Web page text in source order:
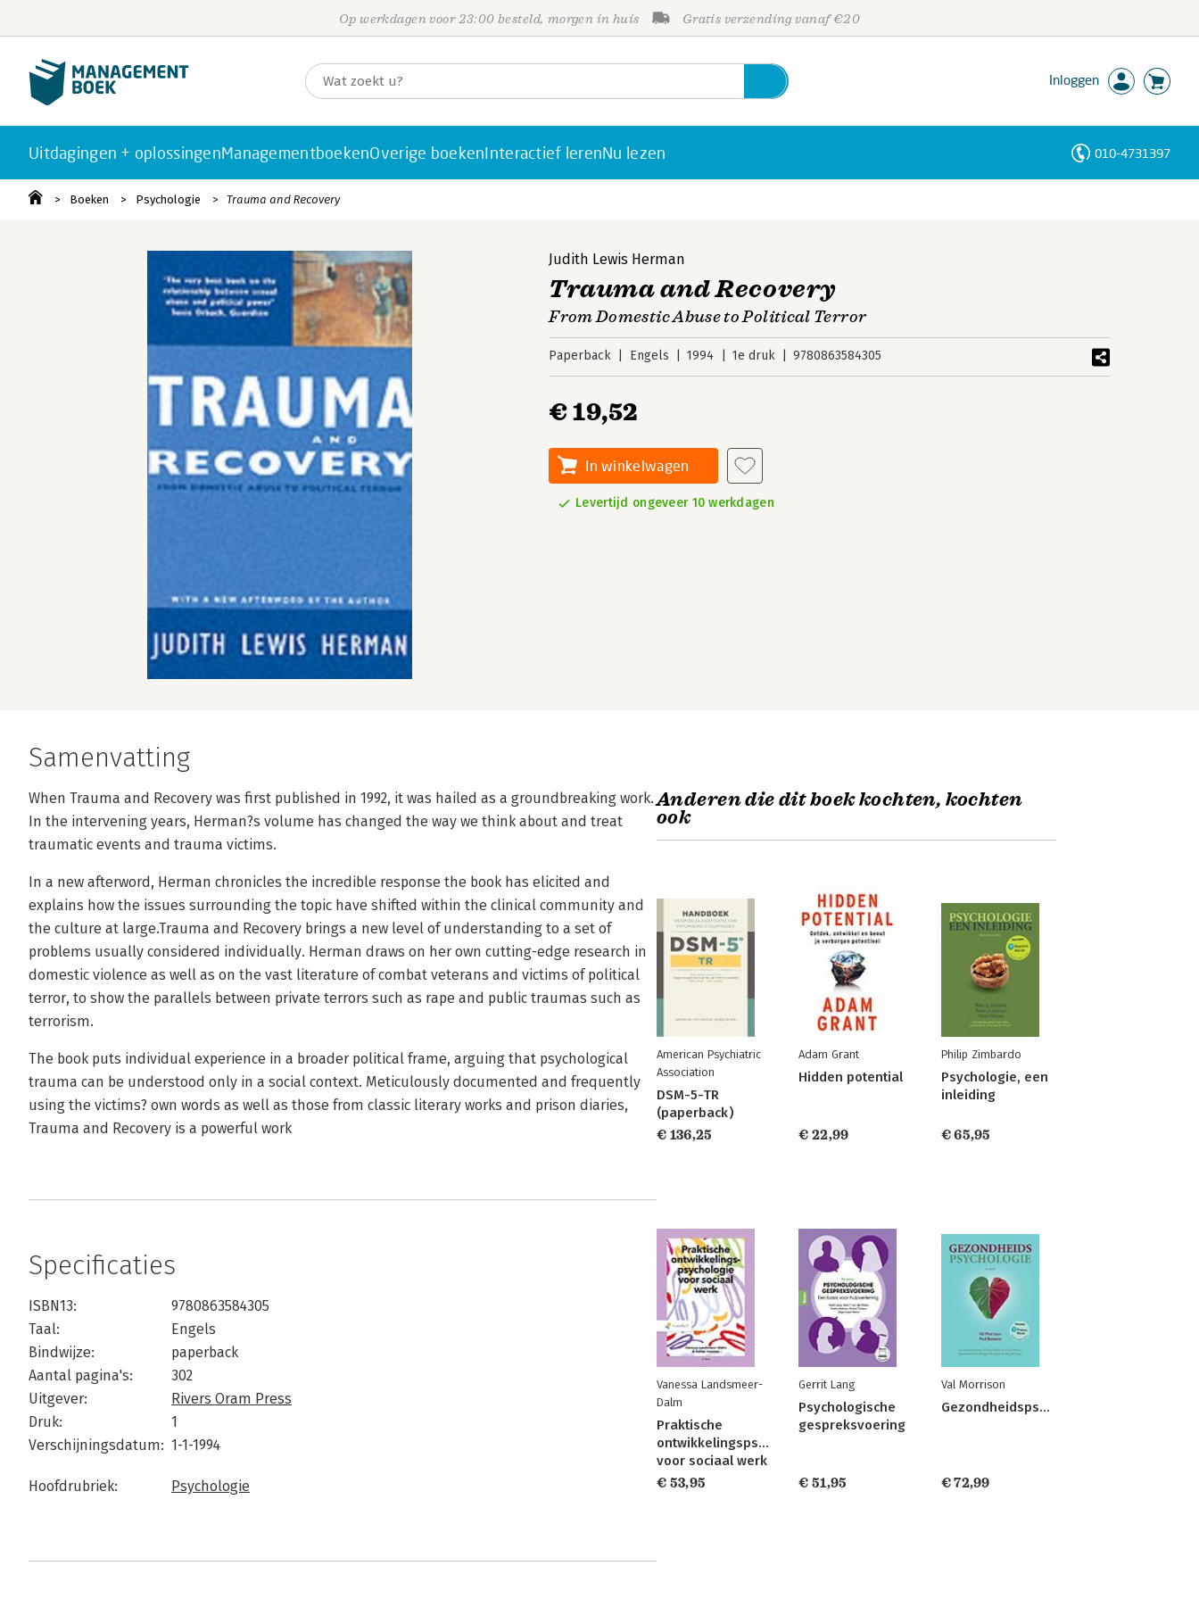
Op werkdagen voor 23:00 besteld, morgen in huis Gratis verzending vanaf €20
Inloggen
Uitdagingen + oplossingenManagementboekenOverige boekenInteractief lerenNu lezen 010-4731397
Boeken Psychologie Trauma and Recovery
Judith Lewis Herman
Trauma and Recovery
From Domestic Abuse to Political Terror
Paperback Engels 1994 1e druk 9780863584305
€ 19,52
In winkelwagen
Levertijd ongeveer 10 werkdagen
Samenvatting
When Trauma and Recovery was first published in 1992, it was hailed as a groundbreaking work.
In the intervening years, Herman?s volume has changed the way we think about and treat
traumatic events and trauma victims.
In a new afterword, Herman chronicles the incredible response the book has elicited and
explains how the issues surrounding the topic have shifted within the clinical community and
the culture at large.Trauma and Recovery brings a new level of understanding to a set of
problems usually considered individually. Herman draws on her own cutting-edge research in
domestic violence as well as on the vast literature of combat veterans and victims of political
terror, to show the parallels between private terrors such as rape and public traumas such as
terrorism.
The book puts individual experience in a broader political frame, arguing that psychological
trauma can be understood only in a social context. Meticulously documented and frequently
using the victims? own words as well as those from classic literary works and prison diaries,
Trauma and Recovery is a powerful work
Specificaties
ISBN13:
9780863584305
Taal:
Engels
Bindwijze:
paperback
Aantal pagina's:
302
Uitgever:
Rivers Oram Press
Druk:
1
Verschijningsdatum: 1-1-1994
Hoofdrubriek: Psychologie
Anderen die dit boek kochten, kochten
ook
American Psychiatric
Association
DSM-5-TR
(paperback)
€ 136,25
Adam Grant
Hidden potential
€ 22,99
Philip Zimbardo
Psychologie, een
inleiding
€ 65,95
Vanessa Landsmeer-
Dalm
Praktische
ontwikkelingspsychologie
voor sociaal werk
€ 53,95
Gerrit Lang
Psychologische
gespreksvoering
€ 51,95
Val Morrison
Gezondheidspsychologie
€ 72,99
Personen